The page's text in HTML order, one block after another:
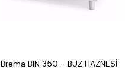
Brema BIN 350 - BUZ HAZNESİ